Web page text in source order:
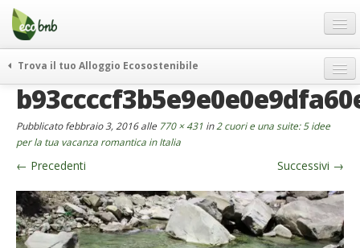
Menu
Salta
contenuto
Offerte Speciali
Regali
FAQ
Chi Siamo
Partner
Contatti
Trova il tuo Alloggio Ecosostenibile
weekend green
curiosità
vivere e viaggiare verde
news ed eventi
ecohotel
rassegna stampa
Pubblicatofebbraio 3, 2016alle 770 × 431 in2 cuori e una suite: 5 idee
per la tua vacanza romantica in Italia
← Precedenti Successivi →